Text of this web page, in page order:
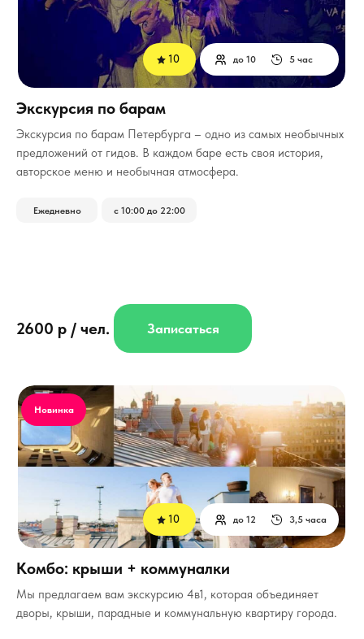
­Экскурсия по барам Петербурга – одно из самых необычных
предложений от гидов. В каждом баре есть своя история,
авторское меню и необычная атмосфера.
2600 р / чел.
5 час
до 10
Ежедневно с 10:00 до 22:00
Записаться
Экскурсия по барам
10
Мы предлагаем вам экскурсию 4в1, которая объединяет
дворы, крыши, парадные и коммунальную квартиру города.
3,5 часа
до 12
Новинка
Комбо: крыши + коммуналки
10